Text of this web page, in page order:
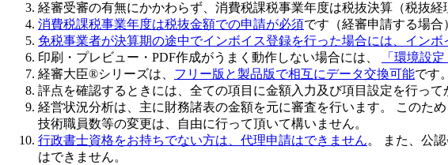
経審受審の有無にかかわらず、 消費税課税事業年度は税抜決算（税抜経
消費税課税事業年度は税抜金額での申請が必須です（経審申請する場合
免税事業者が決算期の途中でインボイス登録を行った場合には、イン
印刷・プレビュー・PDF作成がうまく動作しない場合には、
「環境設
経審大臣®シリーズは、 フリー版と製品版で相互にデータ交換可能です。
評点を確認するときには、全ての項目に金額入力及び項目設定を行って
経営状況分析は、主に財務諸表の金額を元に審査を行います。 このため
技術職員数等の変更は、自由に行って頂いて構いません。
行政書士資格をお持ちでない方は、代理申請はできません。 また、公
はできません。